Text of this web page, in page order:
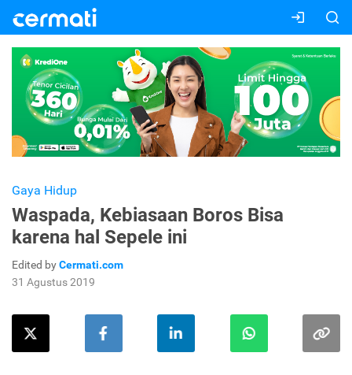
Gaya Hidup
Waspada, Kebiasaan Boros Bisa
karena hal Sepele ini
Edited byCermati.com
31 Agustus 2019